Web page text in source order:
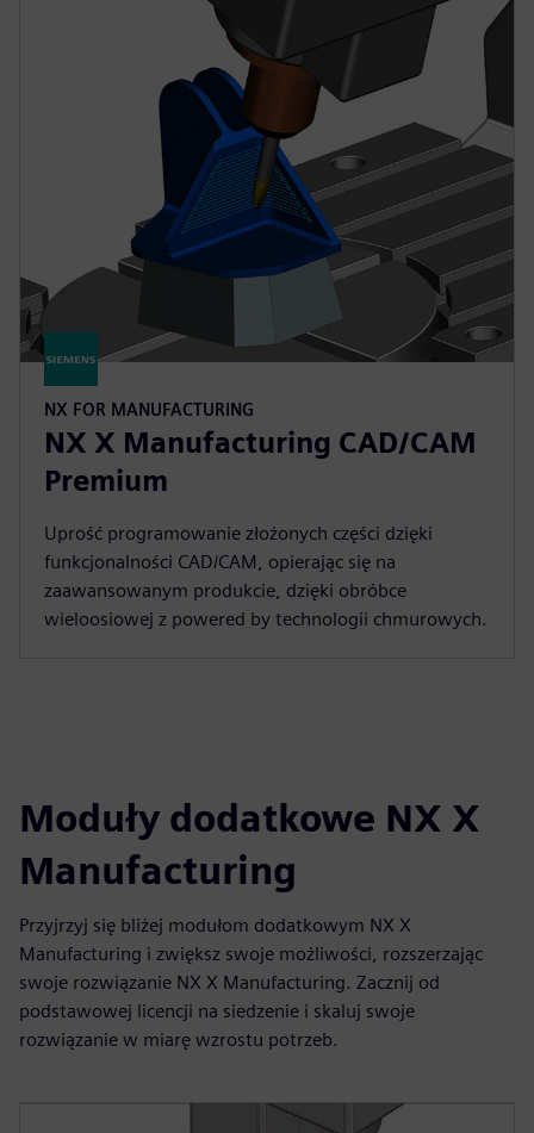
NX FOR MANUFACTURING
NX X Manufacturing CAD/CAM
Premium
Uprość programowanie złożonych części dzięki
funkcjonalności CAD/CAM, opierając się na
zaawansowanym produkcie, dzięki obróbce
wieloosiowej z powered by technologii chmurowych.
Moduły dodatkowe NX X
Manufacturing
Przyjrzyj się bliżej modułom dodatkowym NX X
Manufacturing i zwiększ swoje możliwości, rozszerzając
swoje rozwiązanie NX X Manufacturing. Zacznij od
podstawowej licencji na siedzenie i skaluj swoje
rozwiązanie w miarę wzrostu potrzeb.